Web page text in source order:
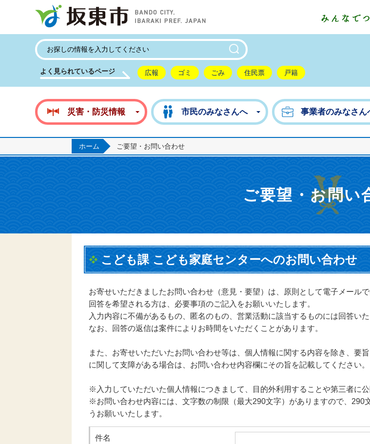
よく見られているページ 広報 ゴミ ごみ 住民票 戸籍
災害・防災情報 市民のみなさんへ 事業者のみなさん
ホーム ご要望・お問い合わせ
ご要望・お問い
こども課 こども家庭センターへのお問い合わせ
お寄せいただきましたお問い合わせ（意見・要望）は、原則として電子メールで
回答を希望される方は、必要事項のご記入をお願いいたします。
入力内容に不備があるもの、匿名のもの、営業活動に該当するものには回答い
なお、回答の返信は案件によりお時間をいただくことがあります。
また、お寄せいただいたお問い合わせ等は、個人情報に関する内容を除き、要
に関して支障がある場合は、お問い合わせ内容欄にその旨を記載してください。
※入力していただいた個人情報につきまして、目的外利用することや第三者に
※お問い合わせ内容には、文字数の制限（最大290文字）がありますので、290
うお願いいたします。
件名